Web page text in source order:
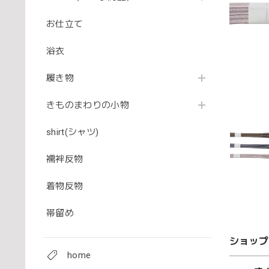
お仕立て
浴衣
履き物
きものまわりの小物
shirt(シャツ)
襦袢反物
着物反物
帯留め
home
ショッ